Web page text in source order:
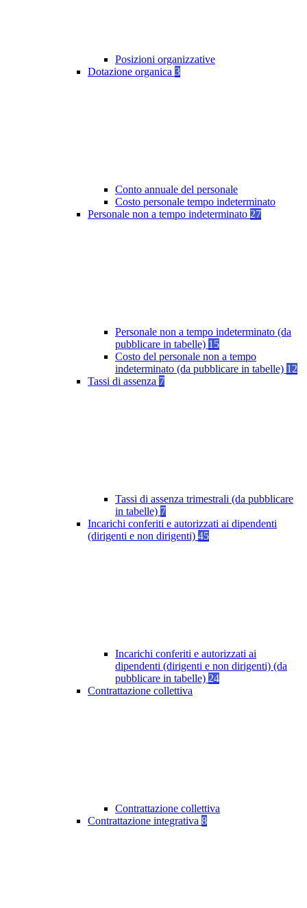
Posizioni organizzative
Dotazione organica 3
Conto annuale del personale
Costo personale tempo indeterminato
Personale non a tempo indeterminato 27
Personale non a tempo indeterminato (da
pubblicare in tabelle) 15
Costo del personale non a tempo
indeterminato (da pubblicare in tabelle) 12
Tassi di assenza 7
Tassi di assenza trimestrali (da pubblicare
in tabelle) 7
Incarichi conferiti e autorizzati ai dipendenti
(dirigenti e non dirigenti) 45
Incarichi conferiti e autorizzati ai
dipendenti (dirigenti e non dirigenti) (da
pubblicare in tabelle) 24
Contrattazione collettiva
Contrattazione collettiva
Contrattazione integrativa 8